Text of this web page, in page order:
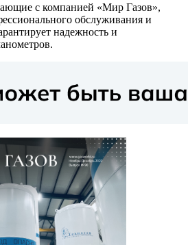
с компанией «Мир Газов»,
обслуживания и
надежность и